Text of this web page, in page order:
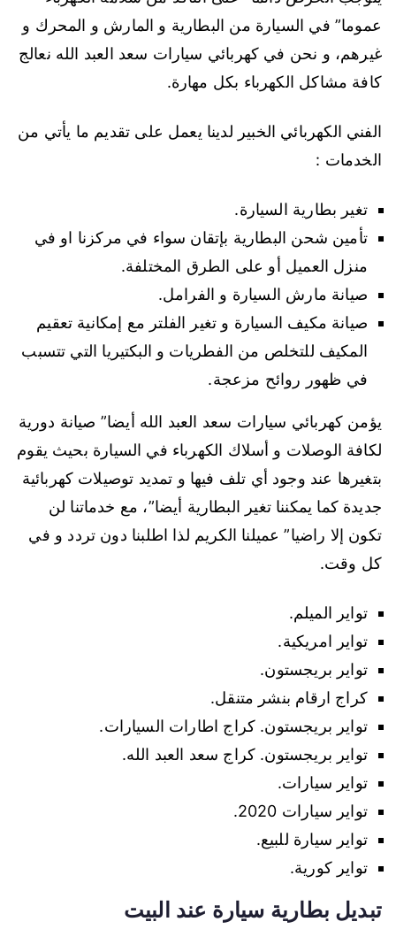
عموما” في السيارة من البطارية و المارش و المحرك و
غيرهم، و نحن في كهربائي سيارات سعد العبد الله نعالج
كافة مشاكل الكهرباء بكل مهارة.
الفني الكهربائي الخبير لدينا يعمل على تقديم ما يأتي من
الخدمات :
تغير بطارية السيارة.
تأمين شحن البطارية بإتقان سواء في مركزنا او في
منزل العميل أو على الطرق المختلفة.
صيانة مارش السيارة و الفرامل.
صيانة مكيف السيارة و تغير الفلتر مع إمكانية تعقيم
المكيف للتخلص من الفطريات و البكتيريا التي تتسبب
في ظهور روائح مزعجة.
يؤمن كهربائي سيارات سعد العبد الله أيضا” صيانة دورية
لكافة الوصلات و أسلاك الكهرباء في السيارة بحيث يقوم
بتغيرها عند وجود أي تلف فيها و تمديد توصيلات كهربائية
جديدة كما يمكننا تغير البطارية أيضا”، مع خدماتنا لن
تكون إلا راضيا” عميلنا الكريم لذا اطلبنا دون تردد و في
كل وقت.
تواير الميلم.
تواير امريكية.
تواير بريجستون.
كراج ارقام بنشر متنقل.
تواير بريجستون. كراج اطارات السيارات.
تواير بريجستون. كراج سعد العبد الله.
تواير سيارات.
تواير سيارات 2020.
تواير سيارة للبيع.
تواير كورية.
تبديل بطارية سيارة عند البيت